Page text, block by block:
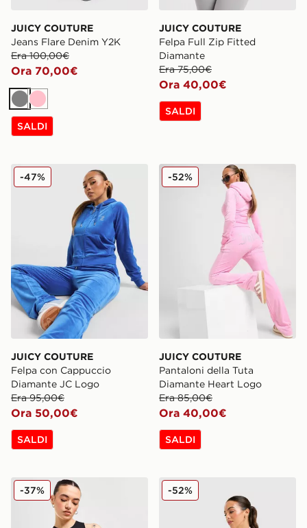
JUICY COUTURE
Jeans Flare Denim Y2K
Era 100,00€
Ora 70,00€
GrigioRosa
SALDI
JUICY COUTURE
Felpa Full Zip Fitted
Diamante
Era 75,00€
Ora 40,00€
SALDI
JUICY COUTURE Felpa con Cappuccio Diamante JC
JUICY COUTURE
Felpa con Cappuccio
Diamante JC Logo
Era 95,00€
Ora 50,00€
-47%
SALDI
JUICY COUTURE
JUICY COUTURE
Pantaloni della Tuta
Diamante Heart Logo
Era 85,00€
Ora 40,00€
-52%
SALDI
JUICY COUTURE Top Corto Diamante
-37% JUICY COUTURE Giacca
-52%